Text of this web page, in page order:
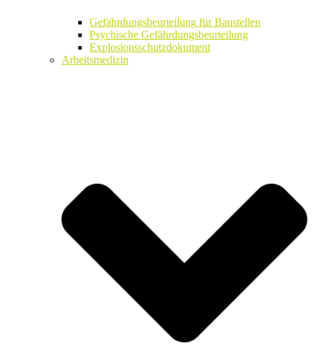
Gefährdungsbeurteilung für Baustellen
Psychische Gefährdungsbeurteilung
Explosionsschutzdokument
Arbeitsmedizin